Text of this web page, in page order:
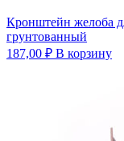
Кронштейн желоба
грунтованный
187,00 ₽ В корзину